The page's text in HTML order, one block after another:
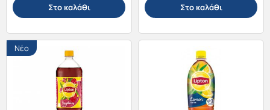
Στο καλάθι Στο καλάθι
Νέο